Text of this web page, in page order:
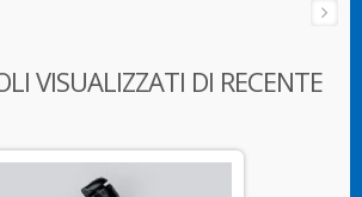
VISUALIZZATI DI RECENTE